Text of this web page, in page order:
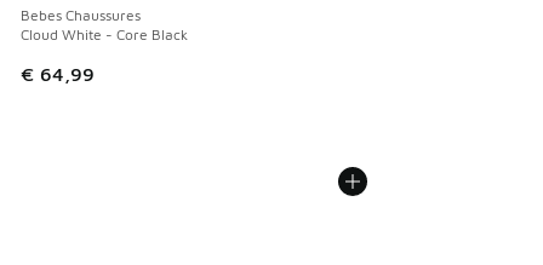
Bebes Chaussures
Cloud White - Core Black
€ 64,99